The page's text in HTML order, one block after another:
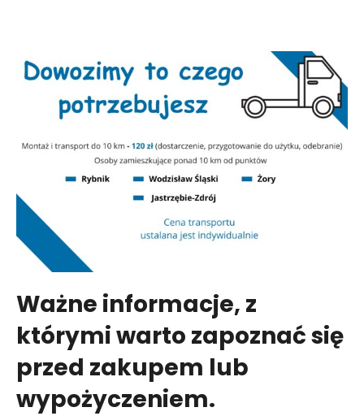
Ważne informacje, z
którymi warto zapoznać się
przed zakupem lub
wypożyczeniem.